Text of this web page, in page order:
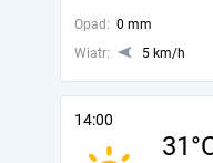
Opad: 0 mm
Wiatr:
5 km/h
14:00